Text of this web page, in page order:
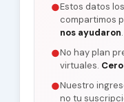
●Estos datos
compartimos
nos ayudaron.
●No hay plan
virtuales.
●Nuestro
no tu